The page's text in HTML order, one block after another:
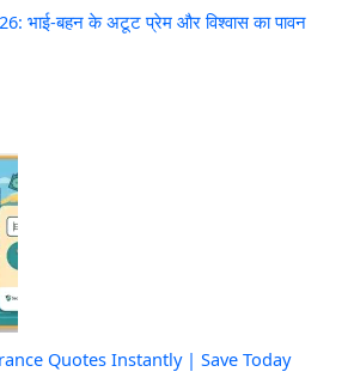
भाई-बहन के अटूट प्रेम और विश्वास का पावन
Quotes Instantly | Save Today